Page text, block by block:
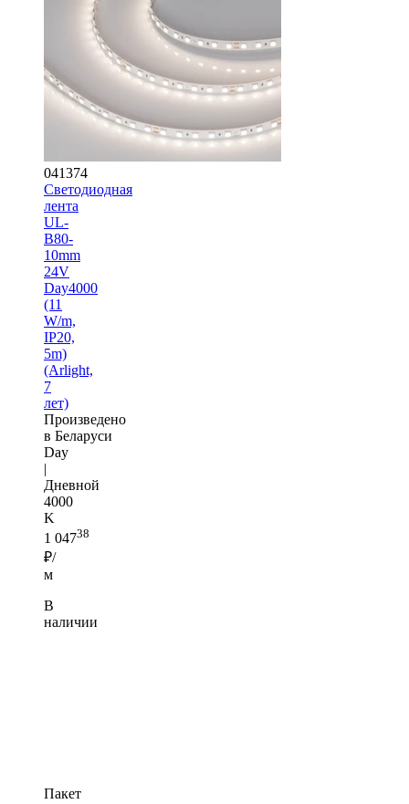
041374
Светодиодная
лента
UL-
B80-
10mm
24V
Day4000
(11
W/m,
IP20,
5m)
(Arlight,
7
лет)
Произведено
в Беларуси
Day
|
Дневной
4000
K
1 04738
₽/
м
В
наличии
Пакет